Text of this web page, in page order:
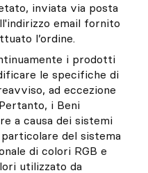
inviata via posta
email fornito
l’ordine.
i prodotti
le specifiche di
ad eccezione
i Beni
a causa dei sistemi
del sistema
di colori RGB e
utilizzato da